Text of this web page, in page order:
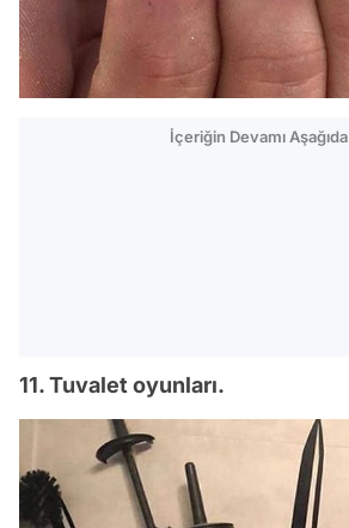
İçeriğin Devamı Aşağıda
11. Tuvalet oyunları.